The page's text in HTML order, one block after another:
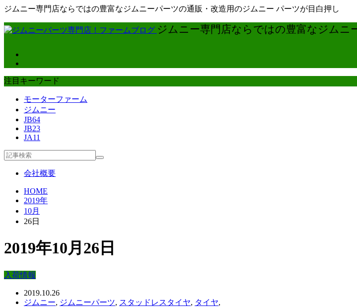
ジムニー専門店ならではの豊富なジムニーパーツの通販・改造用のジムニー パーツが目白
ジムニー専門店ならではの豊富なジムニ
注目キーワード
モーターファーム
ジムニー
JB64
JB23
JA11
会社概要
HOME
2019年
10月
26日
2019年10月26日
入荷情報
2019.10.26
ジムニー, ジムニーパーツ, スタッドレスタイヤ, タイヤ,